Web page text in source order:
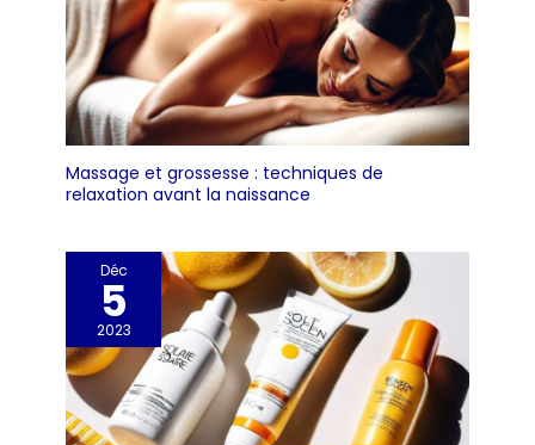
Massage et grossesse : techniques de
relaxation avant la naissance
Déc
5
2023